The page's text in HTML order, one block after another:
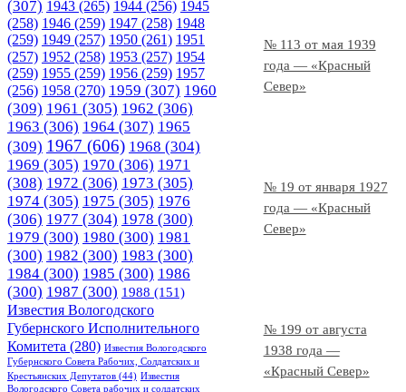
№ 113 от мая 1939
года — «Красный
Север»
№ 19 от января 1927
года — «Красный
Север»
№ 199 от августа
1938 года —
«Красный Север»
(307) 1943 (265) 1944 (256) 1945
(258) 1946 (259) 1947 (258) 1948
(259) 1949 (257) 1950 (261) 1951
(257) 1952 (258) 1953 (257) 1954
(259) 1955 (259) 1956 (259) 1957
(256) 1958 (270) 1959 (307) 1960
(309) 1961 (305) 1962 (306)
1963 (306) 1964 (307) 1965
(309) 1967 (606) 1968 (304)
1969 (305) 1970 (306) 1971
(308) 1972 (306) 1973 (305)
1974 (305) 1975 (305) 1976
(306) 1977 (304) 1978 (300)
1979 (300) 1980 (300) 1981
(300) 1982 (300) 1983 (300)
1984 (300) 1985 (300) 1986
(300) 1987 (300) 1988 (151)
Известия Вологодского
Губернского Исполнительного
Комитета (280) Известия Вологодского
Губернского Совета Рабочих, Солдатских и
Крестьянских Депутатов (44) Известия
Вологодского Совета рабочих и солдатских